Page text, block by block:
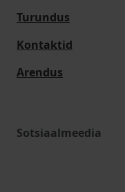
Turundus
Kontaktid
Arendus
Sotsiaalmeedia